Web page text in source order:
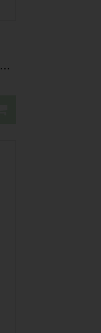
A
WD Luna fekete fürdőszobai polc